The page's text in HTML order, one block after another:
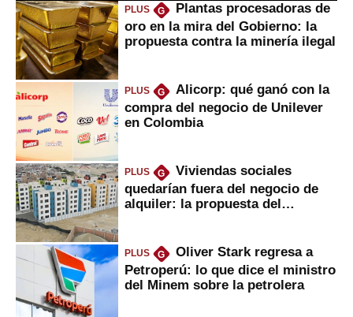
PLUS G
Plantas procesadoras de
oro en la mira del Gobierno: la
propuesta contra la minería ilegal
PLUS G
Alicorp: qué ganó con la
compra del negocio de Unilever
en Colombia
PLUS G
Viviendas sociales
quedarían fuera del negocio de
alquiler: la propuesta del
PLUS G
Oliver Stark regresa a
Petroperú: lo que dice el ministro
del Minem sobre la petrolera